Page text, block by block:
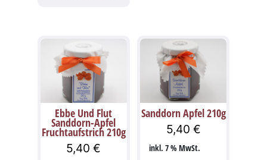
Ebbe Und Flut
Sanddorn-Apfel
Fruchtaufstrich 210g
5,40€
Sanddorn Apfel 210g
5,40 €
inkl. 7 % MwSt.